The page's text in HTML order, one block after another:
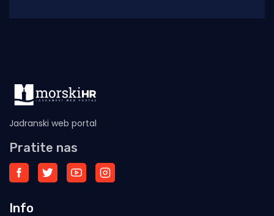
Jadranski web portal
Pratite nas
Info